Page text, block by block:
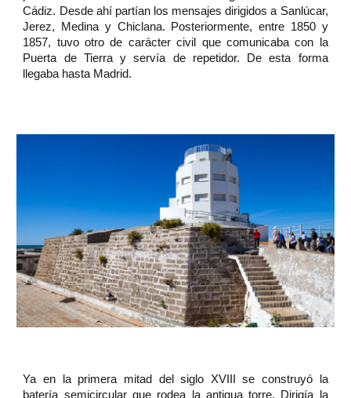
Cádiz. Desde ahí partían los mensajes dirigidos a Sanlúcar,
Jerez, Medina y Chiclana. Posteriormente, entre 1850 y
1857, tuvo otro de carácter civil que comunicaba con la
Puerta de Tierra y servía de repetidor. De esta forma
llegaba hasta Madrid.
Ya en la primera mitad del siglo XVIII se construyó la
batería semicircular que rodea la antigua torre. Dirigía la